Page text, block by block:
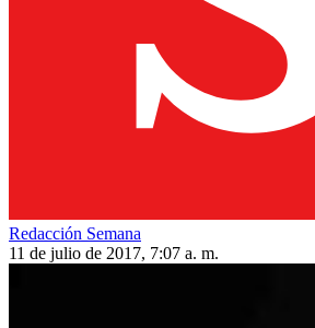
Redacción Semana
11 de julio de 2017, 7:07 a. m.